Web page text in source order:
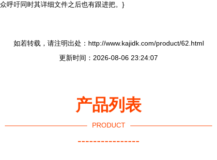
众呼吁同时其详细文件之后也有跟进把。}
如若转载，请注明出处：http://www.kajidk.com/product/62.html
更新时间：2026-08-06 23:24:07
产品列表
PRODUCT
----------------